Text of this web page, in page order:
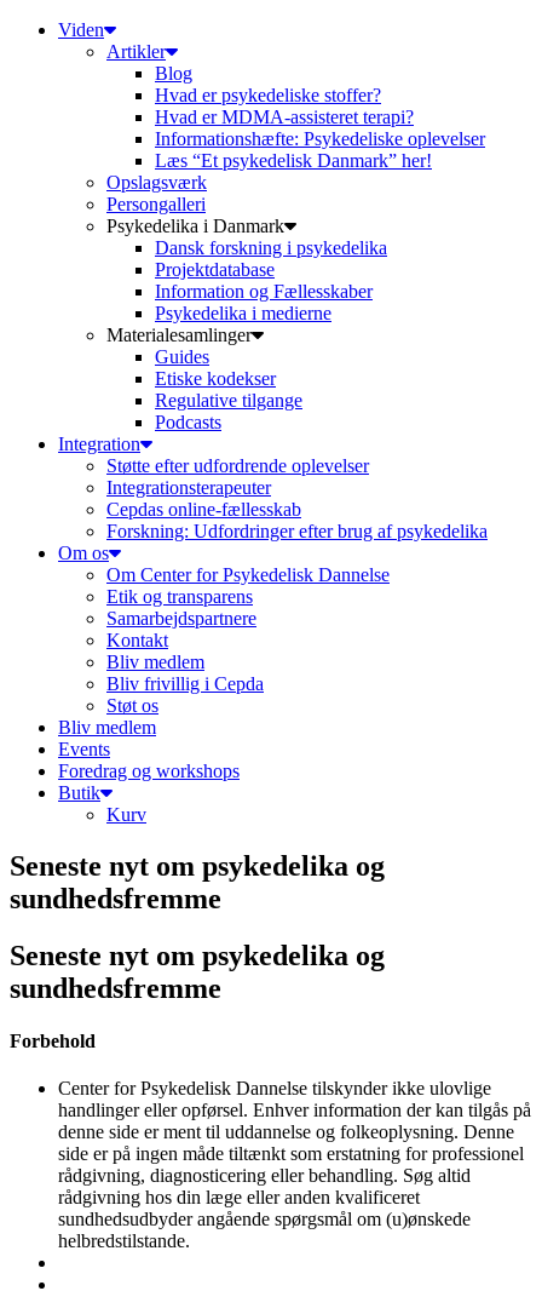
Viden
Artikler
Blog
Hvad er psykedeliske stoffer?
Hvad er MDMA-assisteret terapi?
Informationshæfte: Psykedeliske oplevelser
Læs “Et psykedelisk Danmark” her!
Opslagsværk
Persongalleri
Psykedelika i Danmark
Dansk forskning i psykedelika
Projektdatabase
Information og Fællesskaber
Psykedelika i medierne
Materialesamlinger
Guides
Etiske kodekser
Regulative tilgange
Podcasts
Integration
Støtte efter udfordrende oplevelser
Integrationsterapeuter
Cepdas online-fællesskab
Forskning: Udfordringer efter brug af psykedelika
Om os
Om Center for Psykedelisk Dannelse
Etik og transparens
Samarbejdspartnere
Kontakt
Bliv medlem
Bliv frivillig i Cepda
Støt os
Bliv medlem
Events
Foredrag og workshops
Butik
Kurv
Seneste nyt om psykedelika og
sundhedsfremme
Seneste nyt om psykedelika og
sundhedsfremme
Forbehold
Center for Psykedelisk Dannelse tilskynder ikke ulovlige
handlinger eller opførsel. Enhver information der kan tilgås på
denne side er ment til uddannelse og folkeoplysning. Denne
side er på ingen måde tiltænkt som erstatning for professionel
rådgivning, diagnosticering eller behandling. Søg altid
rådgivning hos din læge eller anden kvalificeret
sundhedsudbyder angående spørgsmål om (u)ønskede
helbredstilstande.